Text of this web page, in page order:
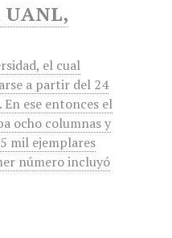
el cual
a partir del 24
En ese entonces el
ocho columnas y
mil ejemplares
número incluyó